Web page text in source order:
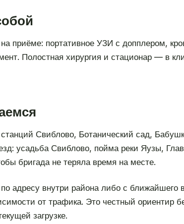
приёме: портативное УЗИ с допплером,
Полостная хирургия и стационар — в
Свиблово, Ботанический сад,
усадьба Свиблово, пойма реки Яузы,
бригада не теряла время на месте.
адресу внутри района либо с
от трафика. Это честный ориентир
загрузке.